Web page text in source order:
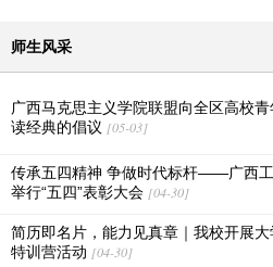
师生风采
广西马克思主义学院联盟向全区高校
读经典的倡议 [05-03]
传承五四精神 争做时代标杆——广西
举行“五四”表彰大会 [04-30]
简历即名片，能力见真章｜我校开展
特训营活动 [04-30]